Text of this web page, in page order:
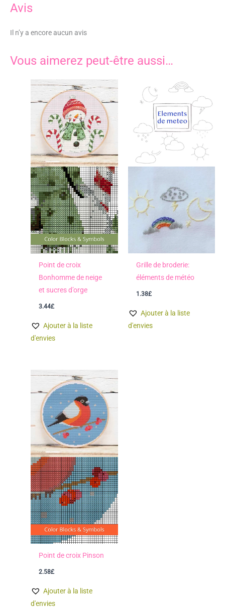
Avis
Il n’y a encore aucun avis
Vous aimerez peut-être aussi…
Point de croix
Bonhomme de neige
et sucres d’orge
3.44£
Ajouter à la liste
d'envies
Grille de broderie:
éléments de météo
1.38£
Ajouter à la liste
d'envies
Point de croix Pinson
2.58£
Ajouter à la liste
d'envies